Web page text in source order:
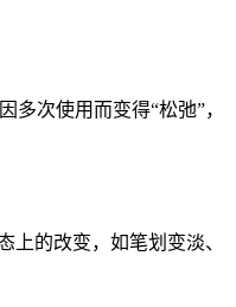
次使用而变得“松弛”，
的改变，如笔划变淡、